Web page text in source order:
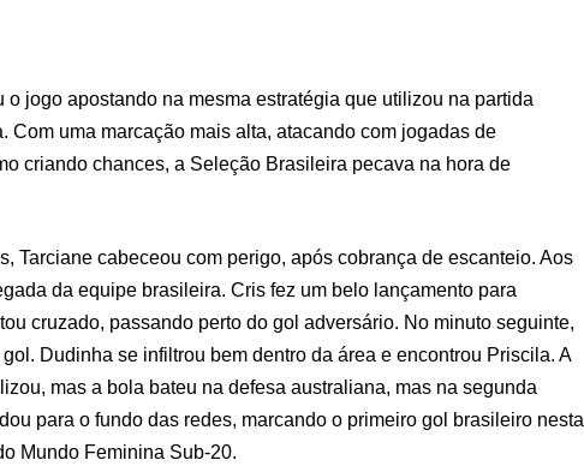
o jogo apostando na mesma estratégia que utilizou na partida
Com uma marcação mais alta, atacando com jogadas de
criando chances, a Seleção Brasileira pecava na hora de
Tarciane cabeceou com perigo, após cobrança de escanteio. Aos
da equipe brasileira. Cris fez um belo lançamento para
cruzado, passando perto do gol adversário. No minuto seguinte,
Dudinha se infiltrou bem dentro da área e encontrou Priscila. A
mas a bola bateu na defesa australiana, mas na segunda
para o fundo das redes, marcando o primeiro gol brasileiro nesta
Mundo Feminina Sub-20.